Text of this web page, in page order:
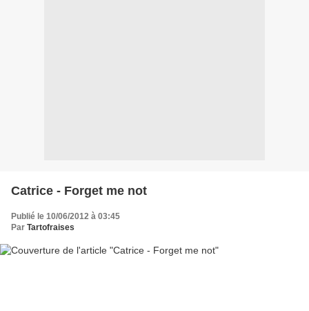
Catrice - Forget me not
Publié le 10/06/2012 à 03:45
Par Tartofraises